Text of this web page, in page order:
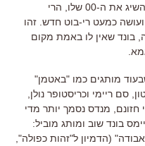
מה היה החיסול הראשון שלו ואיך הוא השיג את ה-00 שלו, הרי
כמעט רי-בוט חדש. זהו
בונד שאין לו באמת מקום
מותגים כמו "באטמן"
סם ריימי וכריסטופר נולן,
מנדס נסמך יותר מדי
בונד שוב ומותג מוביל:
(הדמיון ל"זהות כפולה",